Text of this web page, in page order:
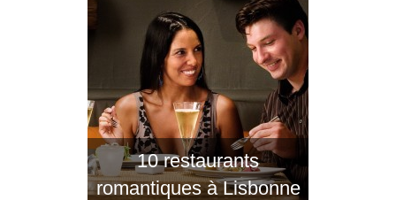
10 restaurants
romantiques à Lisbonne